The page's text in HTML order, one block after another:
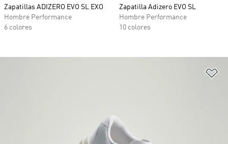
Zapatillas ADIZERO EVO SL EXO
Hombre Performance
6 colores
Zapatilla Adizero EVO SL
Hombre Performance
10 colores